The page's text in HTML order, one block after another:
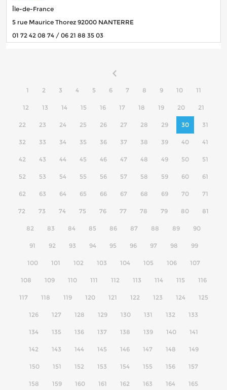
Île-de-France
5 rue Maurice Thorez 92000 NANTERRE
01 72 42 08 74 / 06 21 88 35 03
1 2 3 4 5 6 7 8 9 10 11
12 13 14 15 16 17 18 19 20 21
22 23 24 25 26 27 28 29 30 31
32 33 34 35 36 37 38 39 40 41
42 43 44 45 46 47 48 49 50 51
52 53 54 55 56 57 58 59 60 61
62 63 64 65 66 67 68 69 70 71
72 73 74 75 76 77 78 79 80 81
82 83 84 85 86 87 88 89 90
91 92 93 94 95 96 97 98 99
100 101 102 103 104 105 106 107
108 109 110 111 112 113 114 115 116
117 118 119 120 121 122 123 124 125
126 127 128 129 130 131 132 133
134 135 136 137 138 139 140 141
142 143 144 145 146 147 148 149
150 151 152 153 154 155 156 157
158 159 160 161 162 163 164 165